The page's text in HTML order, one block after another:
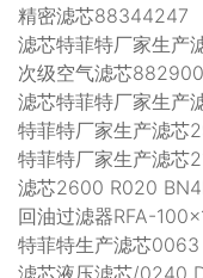
精密滤芯88344247
滤芯特菲特厂家生产
次级空气滤芯
滤芯特菲特厂家生产
特菲特厂家生产滤
特菲特厂家生产滤芯
滤芯2600 R020
回油过滤器RFA-
特菲特生产滤芯
滤芯液压滤芯/0240